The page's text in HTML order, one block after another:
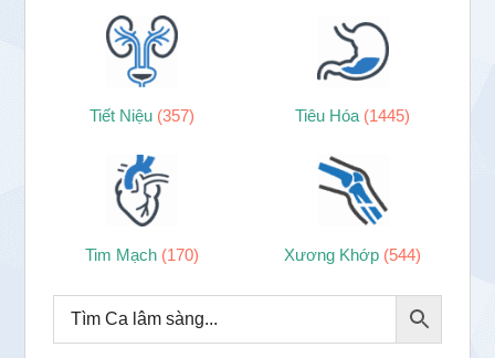
Tiết Niệu (357) Tiêu Hóa (1445)
Tim Mạch (170) Xương Khớp (544)